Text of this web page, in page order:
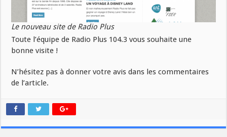
Le nouveau site de Radio Plus
Toute l’équipe de Radio Plus 104.3 vous souhaite une
bonne visite !
N’hésitez pas à donner votre avis dans les commentaires
de l’article.